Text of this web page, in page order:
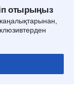
отырыңыз